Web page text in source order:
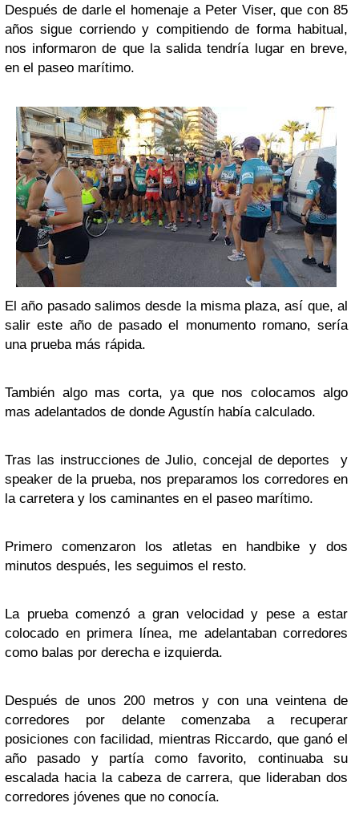
Después de darle el homenaje a Peter Viser, que con 85
años sigue corriendo y compitiendo de forma habitual,
nos informaron de que la salida tendría lugar en breve,
en el paseo marítimo.
El año pasado salimos desde la misma plaza, así que, al
salir este año de pasado el monumento romano, sería
una prueba más rápida.
También algo mas corta, ya que nos colocamos algo
mas adelantados de donde Agustín había calculado.
Tras las instrucciones de Julio, concejal de deportes y
speaker de la prueba, nos preparamos los corredores en
la carretera y los caminantes en el paseo marítimo.
Primero comenzaron los atletas en handbike y dos
minutos después, les seguimos el resto.
La prueba comenzó a gran velocidad y pese a estar
colocado en primera línea, me adelantaban corredores
como balas por derecha e izquierda.
Después de unos 200 metros y con una veintena de
corredores por delante comenzaba a recuperar
posiciones con facilidad, mientras Riccardo, que ganó el
año pasado y partía como favorito, continuaba su
escalada hacia la cabeza de carrera, que lideraban dos
corredores jóvenes que no conocía.